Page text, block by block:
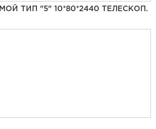
ТИП "5" 10*80*2440 ТЕЛЕСКОП.